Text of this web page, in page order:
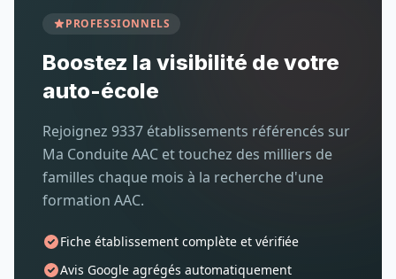
PROFESSIONNELS
Boostez la visibilité de votre
auto-école
Rejoignez 9337 établissements référencés sur
Ma Conduite AAC et touchez des milliers de
familles chaque mois à la recherche d'une
formation AAC.
Fiche établissement complète et vérifiée
Avis Google agrégés automatiquement